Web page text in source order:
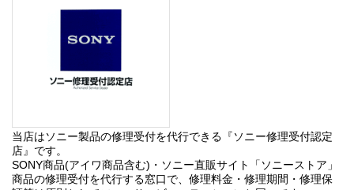
当店はソニー製品の修理受付を代行できる『ソニー修理受付認定
店』です。
SONY商品(アイワ商品含む)・ソニー直販サイト「ソニーストア」
商品の修理受付を代行する窓口で、修理料金・修理期間・修理保